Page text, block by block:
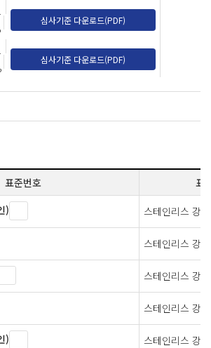
심사기준 다운로드(PDF)
심사기준 다운로드(PDF)
표준번호
표
)
스테인리스 강봉
스테인리스 강봉
스테인리스 강봉
스테인리스 강봉
) 스테인리스 강봉